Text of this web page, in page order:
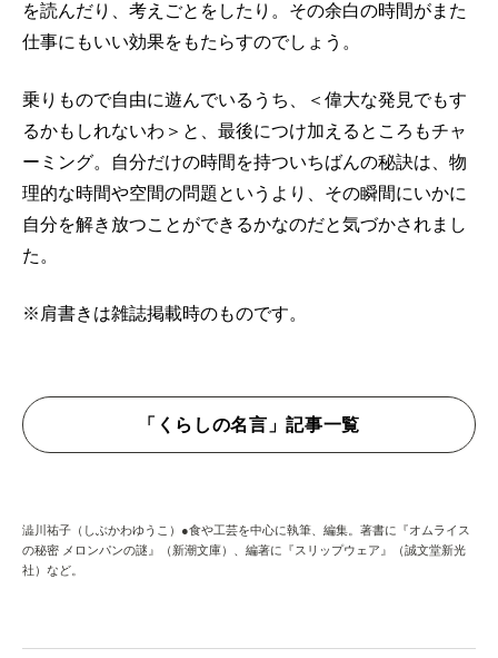
を読んだり、考えごとをしたり。その余白の時間がまた
仕事にもいい効果をもたらすのでしょう。
乗りもので自由に遊んでいるうち、＜偉大な発見でもす
るかもしれないわ＞と、最後につけ加えるところもチャ
ーミング。自分だけの時間を持ついちばんの秘訣は、物
理的な時間や空間の問題というより、その瞬間にいかに
自分を解き放つことができるかなのだと気づかされまし
た。
※肩書きは雑誌掲載時のものです。
「くらしの名言」記事一覧
澁川祐子（しぶかわゆうこ）●食や工芸を中心に執筆、編集。著書に『オムライス
の秘密 メロンパンの謎』（新潮文庫）、編著に『スリップウェア』（誠文堂新光
社）など。